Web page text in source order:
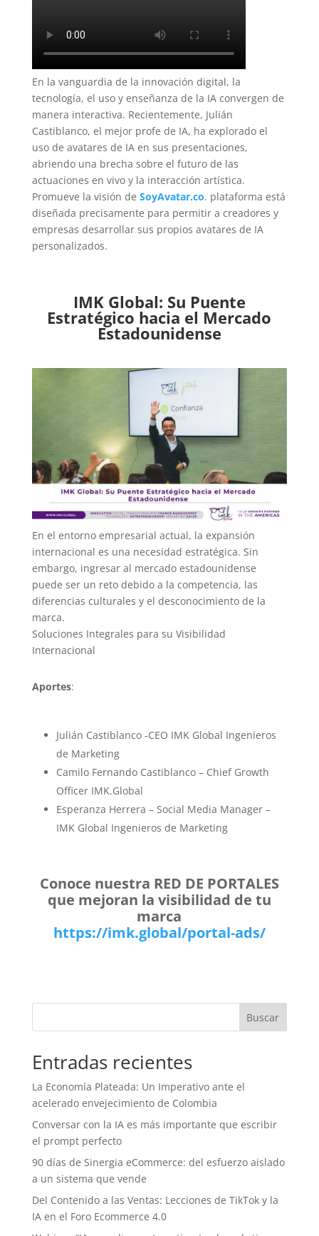
En la vanguardia de la innovación digital, la
tecnología, el uso y enseñanza de la IA convergen de
manera interactiva. Recientemente, Julián
Castiblanco, el mejor profe de IA, ha explorado el
uso de avatares de IA en sus presentaciones,
abriendo una brecha sobre el futuro de las
actuaciones en vivo y la interacción artística.
Promueve la visión de SoyAvatar.co. plataforma está
diseñada precisamente para permitir a creadores y
empresas desarrollar sus propios avatares de IA
personalizados.
IMK Global: Su Puente
Estratégico hacia el Mercado
Estadounidense
En el entorno empresarial actual, la expansión
internacional es una necesidad estratégica. Sin
embargo, ingresar al mercado estadounidense
puede ser un reto debido a la competencia, las
diferencias culturales y el desconocimiento de la
marca.
Soluciones Integrales para su Visibilidad
Internacional
Aportes:
Julián Castiblanco -CEO IMK Global Ingenieros
de Marketing
Camilo Fernando Castiblanco – Chief Growth
Officer IMK.Global
Esperanza Herrera – Social Media Manager –
IMK Global Ingenieros de Marketing
Conoce nuestra RED DE PORTALES
que mejoran la visibilidad de tu
marca
https://imk.global/portal-ads/
Buscar
Entradas recientes
La Economía Plateada: Un Imperativo ante el
acelerado envejecimiento de Colombia
Conversar con la IA es más importante que escribir
el prompt perfecto
90 días de Sinergia eCommerce: del esfuerzo aislado
a un sistema que vende
Del Contenido a las Ventas: Lecciones de TikTok y la
IA en el Foro Ecommerce 4.0